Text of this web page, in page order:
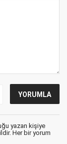
yazan kişiye
Her bir yorum